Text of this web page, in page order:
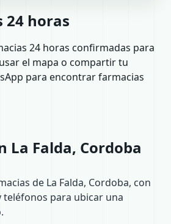
24 horas
24 horas confirmadas para
el mapa o compartir tu
para encontrar farmacias
La Falda, Cordoba
de La Falda, Cordoba, con
teléfonos para ubicar una